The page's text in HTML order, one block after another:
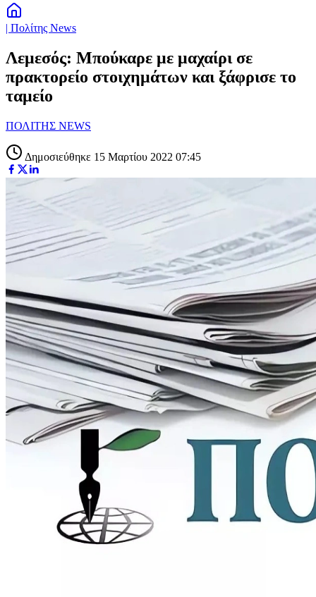
| Πολίτης News
Λεμεσός: Μπούκαρε με μαχαίρι σε
πρακτορείο στοιχημάτων και ξάφρισε το
ταμείο
ΠΟΛΙΤΗΣ NEWS
Δημοσιεύθηκε 15 Μαρτίου 2022 07:45